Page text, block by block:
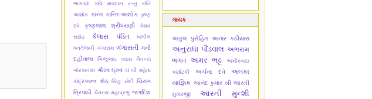
ભાગચંદ
કવિ માવદાન રત્નુ
કાંતિ
અશોક કાન્ત કાન્તિ-અશોક કૃષ્ણ
દવે
કૃષ્ણલાલ શ્રીધરાણી
કેશવ
રાઠોડ
કૈલાસ પંડિત
ખલીલ
ધનતેજવી ગંગારામ ગંગાસતી ગની
દહીંવાલા
ગિજુભાઇ વ્યાસ ચૈતન્ય
ગોરખનાથ ગૌરવ ધ્રુવ ચં ચી મહેતા
ચંદ્રકાન્ત શેઠ ચિનુ મોદી ચિરાગ
ત્રિપાઠી ચૈતન્ય મહાપ્રભુ જગદિશ
ગાયક
અતુલ પુરોહિત અનાર કઠીયારા
અનુરાધા પૌંડવાલ અભરામ
ભગત
અમર ભટ્ટ
અમીરબાઇ
કર્ણાટકી
અર્ચના દવે
અલકા
યાજ્ઞિક આનંદ કુમાર સી આરતી
મુખરજી
આરતી મુન્શી